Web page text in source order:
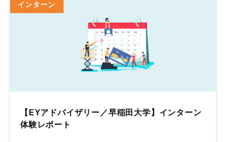
インターン
【EYアドバイザリー／早稲田大学】インターン
体験レポート